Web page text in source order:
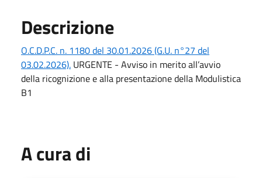
Descrizione
O.C.D.P.C. n. 1180 del 30.01.2026 (G.U. n°27 del
03.02.2026). URGENTE - Avviso in merito all’avvio
della ricognizione e alla presentazione della Modulistica
B1
A cura di